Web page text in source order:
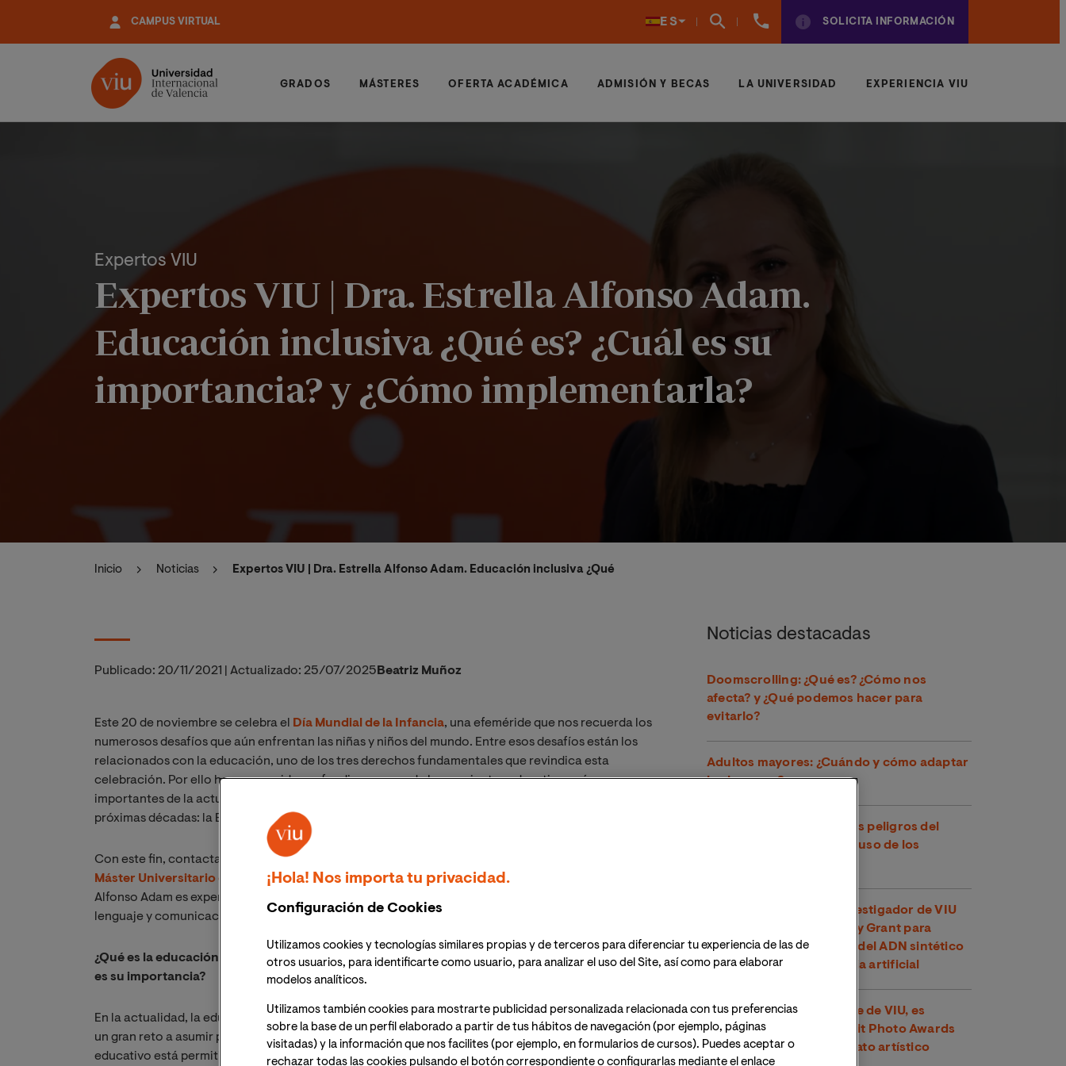
contenido
CAMPUS VIRTUAL ES
960
SOLICITA INFORMACIÓN
GRADOS MÁSTERES OFERTA ACADÉMICA ADMISIÓN Y BECAS LA UNIVERSIDAD EXPERIENCIA VIU
Expertos VIU
Expertos VIU | Dra. Estrella Alfonso Adam.
Educación inclusiva ¿Qué es? ¿Cuál es su
importancia? y ¿Cómo implementarla?
Inicio Noticias Expertos VIU | Dra. Estrella Alfonso Adam. Educación inclusiva ¿Qué es? ¿Cuál es su importancia? y ¿Cómo implementarla?
Publicado: 20/11/2021 Actualizado: 25/07/2025 Beatriz Muñoz
Este 20 de noviembre se celebra el Día Mundial de la Infancia, una efeméride que nos recuerda los
numerosos desafíos que aún enfrentan las niñas y niños del mundo. Entre esos desafíos están los
relacionados con la educación, uno de los tres derechos fundamentales que revindica esta
celebración. Por ello hemos querido profundizar en una de las corrientes educativas más
importantes de la actualidad y que está llamada a marcar la evolución de la formación en las
próximas décadas: la Educación Inclusiva.
Con este fin, contactamos con laDra. Estrella Alfonso Adam
Máster Universitario en Necesidades Educativas Especiales y Atención Temprana
Alfonso Adam es experta en Inteligencia emocional, dificultades de aprendizaje, trastornos del
lenguaje y comunicación y miembro del grupo de investigación Inclusión Educativa (GIIE) de VIU.
¿Qué es la educación inclusiva? ¿Cómo se diferencia de un enfoque educativo tradicional? ¿Cuál
es su importancia?
En la actualidad, la educación está viviendo un proceso de cambio. La educación inclusiva supone
un gran reto a asumir por parte de toda la comunidad educativa. Este cambio en el paradigma
educativo está permitiendo la transformación de culturas, políticas y prácticas educativas, cuyo
Noticias destacadas
Doomscrolling: ¿Qué es? ¿Cómo nos
afecta? y ¿Qué podemos hacer para
evitarlo?
Adultos mayores: ¿Cuándo y cómo adaptar
los hogares?
Salud mental en RRSS: los peligros del
autodiagnóstico y el mal uso de los
El Dr. Adrián Villalba, investigador de VIU
obtiene una ERC Synergy Grant para
analizar el impacto ético del ADN sintético
generado con inteligencia artificial
Carmen Pascual, docente de VIU, es
reconocida en los Portrait Photo Awards
por su excelencia en retrato artístico
¡Hola! Nos importa tu privacidad.
Configuración de Cookies
Utilizamos cookies y tecnologías similares propias y de terceros para diferenciar tu experiencia de las de
otros usuarios, para identificarte como usuario, para analizar el uso del Site, así como para elaborar
modelos analíticos.
Utilizamos también cookies para mostrarte publicidad personalizada relacionada con tus preferencias
sobre la base de un perfil elaborado a partir de tus hábitos de navegación (por ejemplo, páginas
visitadas) y la información que nos facilites (por ejemplo, en formularios de cursos). Puedes aceptar o
rechazar todas las cookies pulsando el botón correspondiente o configurarlas mediante el enlace